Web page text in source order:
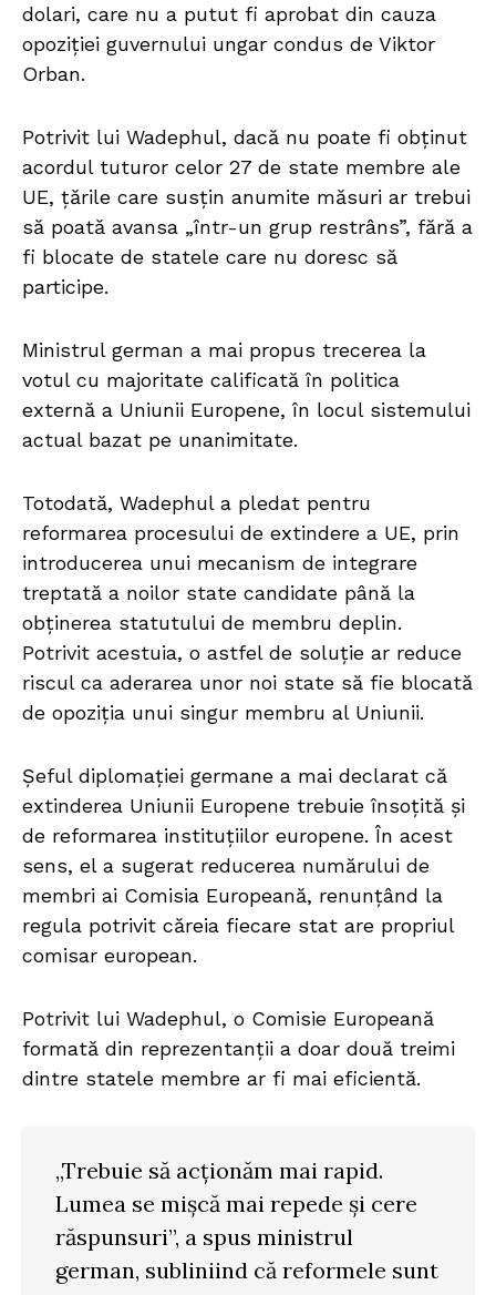
dolari, care nu a putut fi aprobat din cauza
opoziției guvernului ungar condus de Viktor
Orban.
Potrivit lui Wadephul, dacă nu poate fi obținut
acordul tuturor celor 27 de state membre ale
UE, țările care susțin anumite măsuri ar trebui
să poată avansa „într-un grup restrâns”, fără a
fi blocate de statele care nu doresc să
participe.
Ministrul german a mai propus trecerea la
votul cu majoritate calificată în politica
externă a Uniunii Europene, în locul sistemului
actual bazat pe unanimitate.
Totodată, Wadephul a pledat pentru
reformarea procesului de extindere a UE, prin
introducerea unui mecanism de integrare
treptată a noilor state candidate până la
obținerea statutului de membru deplin.
Potrivit acestuia, o astfel de soluție ar reduce
riscul ca aderarea unor noi state să fie blocată
de opoziția unui singur membru al Uniunii.
Șeful diplomației germane a mai declarat că
extinderea Uniunii Europene trebuie însoțită și
de reformarea instituțiilor europene. În acest
sens, el a sugerat reducerea numărului de
membri ai Comisia Europeană, renunțând la
regula potrivit căreia fiecare stat are propriul
comisar european.
Potrivit lui Wadephul, o Comisie Europeană
formată din reprezentanții a doar două treimi
dintre statele membre ar fi mai eficientă.
„Trebuie să acționăm mai rapid.
Lumea se mișcă mai repede și cere
răspunsuri”, a spus ministrul
german, subliniind că reformele sunt